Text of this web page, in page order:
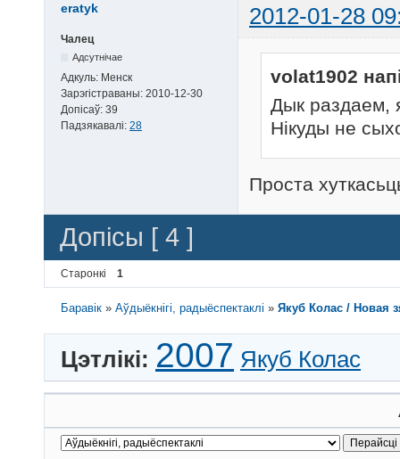
eratyk 2012-01-28
Чалец
Адсутнічае
Адкуль: Менск
Зарэгістраваны: 2010-12-30
Допісаў: 39
Падзякавалі: 28
volat1902
Дык раздаем,
Нікуды не
Проста
Допісы [ 4 ]
Старонкі 1
Баравік »Аўдыёкнігі, радыёспектаклі »Якуб Колас / Новая
Цэтлікі: 2007 Якуб Колас